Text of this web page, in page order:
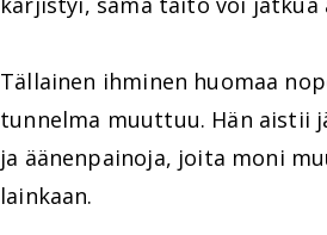
Tällainen ihminen huomaa
tunnelma muuttuu. Hän aistii
ja äänenpainoja, joita moni
lainkaan.